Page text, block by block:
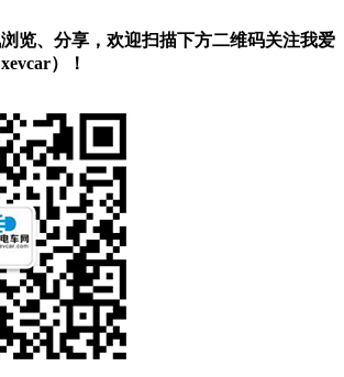
览、分享，欢迎扫描下方二维码关注我爱
）！